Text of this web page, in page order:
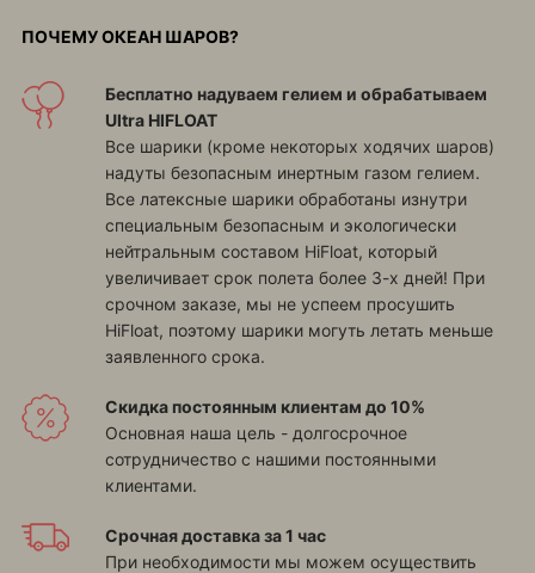
ПОЧЕМУ ОКЕАН ШАРОВ?
Бесплатно надуваем гелием и обрабатываем
Ultra HIFLOAT
Все шарики (кроме некоторых ходячих шаров)
надуты безопасным инертным газом гелием.
Все латексные шарики обработаны изнутри
специальным безопасным и экологически
нейтральным составом HiFloat, который
увеличивает срок полета более 3-х дней! При
срочном заказе, мы не успеем просушить
HiFloat, поэтому шарики могуть летать меньше
заявленного срока.
Скидка постоянным клиентам до 10%
Основная наша цель - долгосрочное
сотрудничество с нашими постоянными
клиентами.
Срочная доставка за 1 час
При необходимости мы можем осуществить